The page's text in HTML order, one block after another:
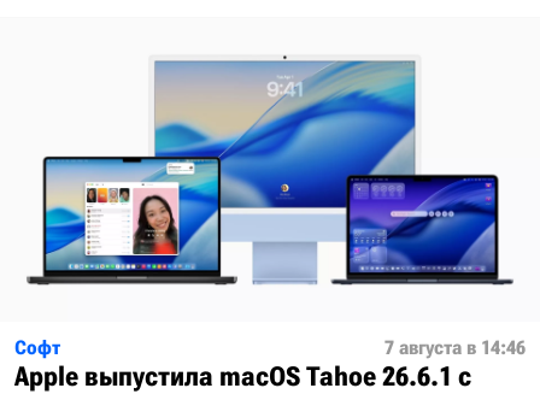
Софт 7 августа в 14:46
Apple выпустила macOS Tahoe 26.6.1 с